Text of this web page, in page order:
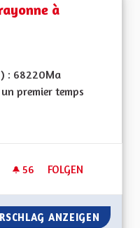
à
: 68220Ma
premier temps
56 56 FOLLOWER
FOLGEN
UNE RÉGION
ANZEIGEN UNE